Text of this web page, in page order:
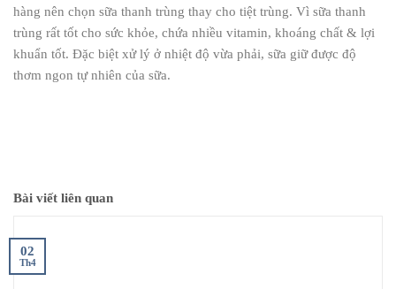
hàng nên chọn sữa thanh trùng thay cho tiệt trùng. Vì sữa thanh
trùng rất tốt cho sức khỏe, chứa nhiều vitamin, khoáng chất & lợi
khuẩn tốt. Đặc biệt xử lý ở nhiệt độ vừa phải, sữa giữ được độ
thơm ngon tự nhiên của sữa.
Bài viết liên quan
02
Th4